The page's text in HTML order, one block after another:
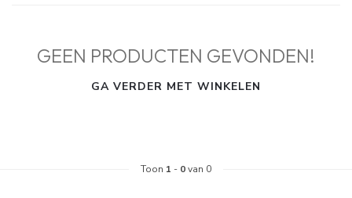
GEEN PRODUCTEN GEVONDEN!
GA VERDER MET WINKELEN
Toon 1 - 0van 0